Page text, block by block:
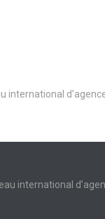
international
international